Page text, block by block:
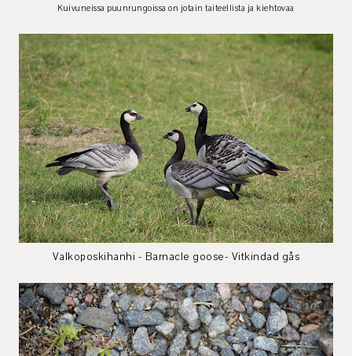
Kuivuneissa puunrungoissa on jotain taiteellista ja kiehtovaa
Valkoposkihanhi - Barnacle goose- Vitkindad gås